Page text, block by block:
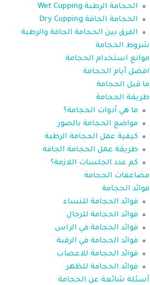
الحجامة الرطبة Wet Cupping
الحجامة الجافة Dry Cupping
الفرق بين الحجامة الجافة والرطبة
شروط الحجامة
موانع استخدام الحجامة
افضل أيام الحجامة
ما قبل الحجامة
طريقة الحجامة
ما هي أدوات الحجامة؟
مواضع الحجامة بالصور
كيفية عمل الحجامة الرطبة
طريقة عمل الحجامة الجافة
كم عدد الجلسات اللازمة؟
مضاعفات الحجامة
فوائد الحجامة
فوائد الحجامة للنساء
فوائد الحجامة للرجال
فوائد الحجامة في الراس
فوائد الحجامة في الرقبة
فوائد الحجامة للاعصاب
فوائد الحجامة للظهر
أسئلة شائعة عن الحجامة